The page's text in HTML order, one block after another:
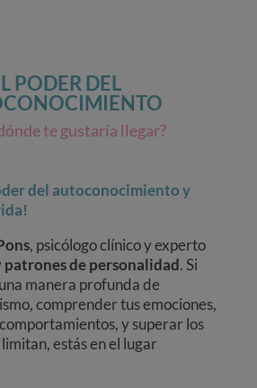
PODER DEL
te gustaría llegar?
del autoconocimiento y
, psicólogo clínico y experto
patrones de personalidad. Si
manera profunda de
comprender tus emociones,
y superar los
estás en el lugar